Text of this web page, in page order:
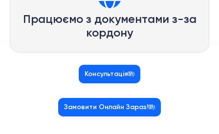
Працюємо з документами з-за
кордону
Консультація
Замовити Онлайн Зараз!